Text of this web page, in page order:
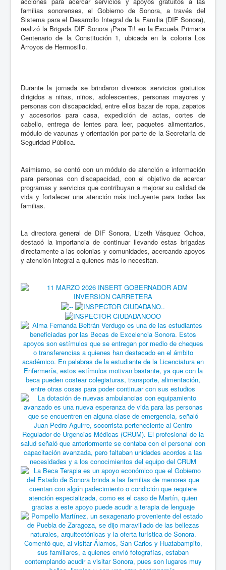
familias sonorenses, el Gobierno de Sonora, a través del
Sistema para el Desarrollo Integral de la Familia (DIF Sonora),
realizó la Brigada DIF Sonora ¡Para Ti! en la Escuela Primaria
Centenario de la Constitución 1, ubicada en la colonia Los
Arroyos de Hermosillo.
Durante la jornada se brindaron diversos servicios gratuitos
dirigidos a niñas, niños, adolescentes, personas mayores y
personas con discapacidad, entre ellos bazar de ropa, zapatos
y accesorios para casa, expedición de actas, cortes de
cabello, entrega de lentes para leer, paquetes alimentarios,
módulo de vacunas y orientación por parte de la Secretaría de
Seguridad Pública.
Asimismo, se contó con un módulo de atención e información
para personas con discapacidad, con el objetivo de acercar
programas y servicios que contribuyan a mejorar su calidad de
vida y fortalecer una atención más incluyente para todas las
familias.
La directora general de DIF Sonora, Lizeth Vásquez Ochoa,
destacó la importancia de continuar llevando estas brigadas
directamente a las colonias y comunidades, acercando apoyos
y atención integral a quienes más lo necesitan.